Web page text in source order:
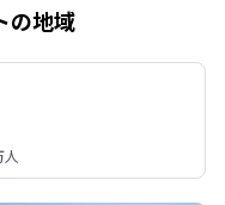
覧くださ
iwakuni-
の地域